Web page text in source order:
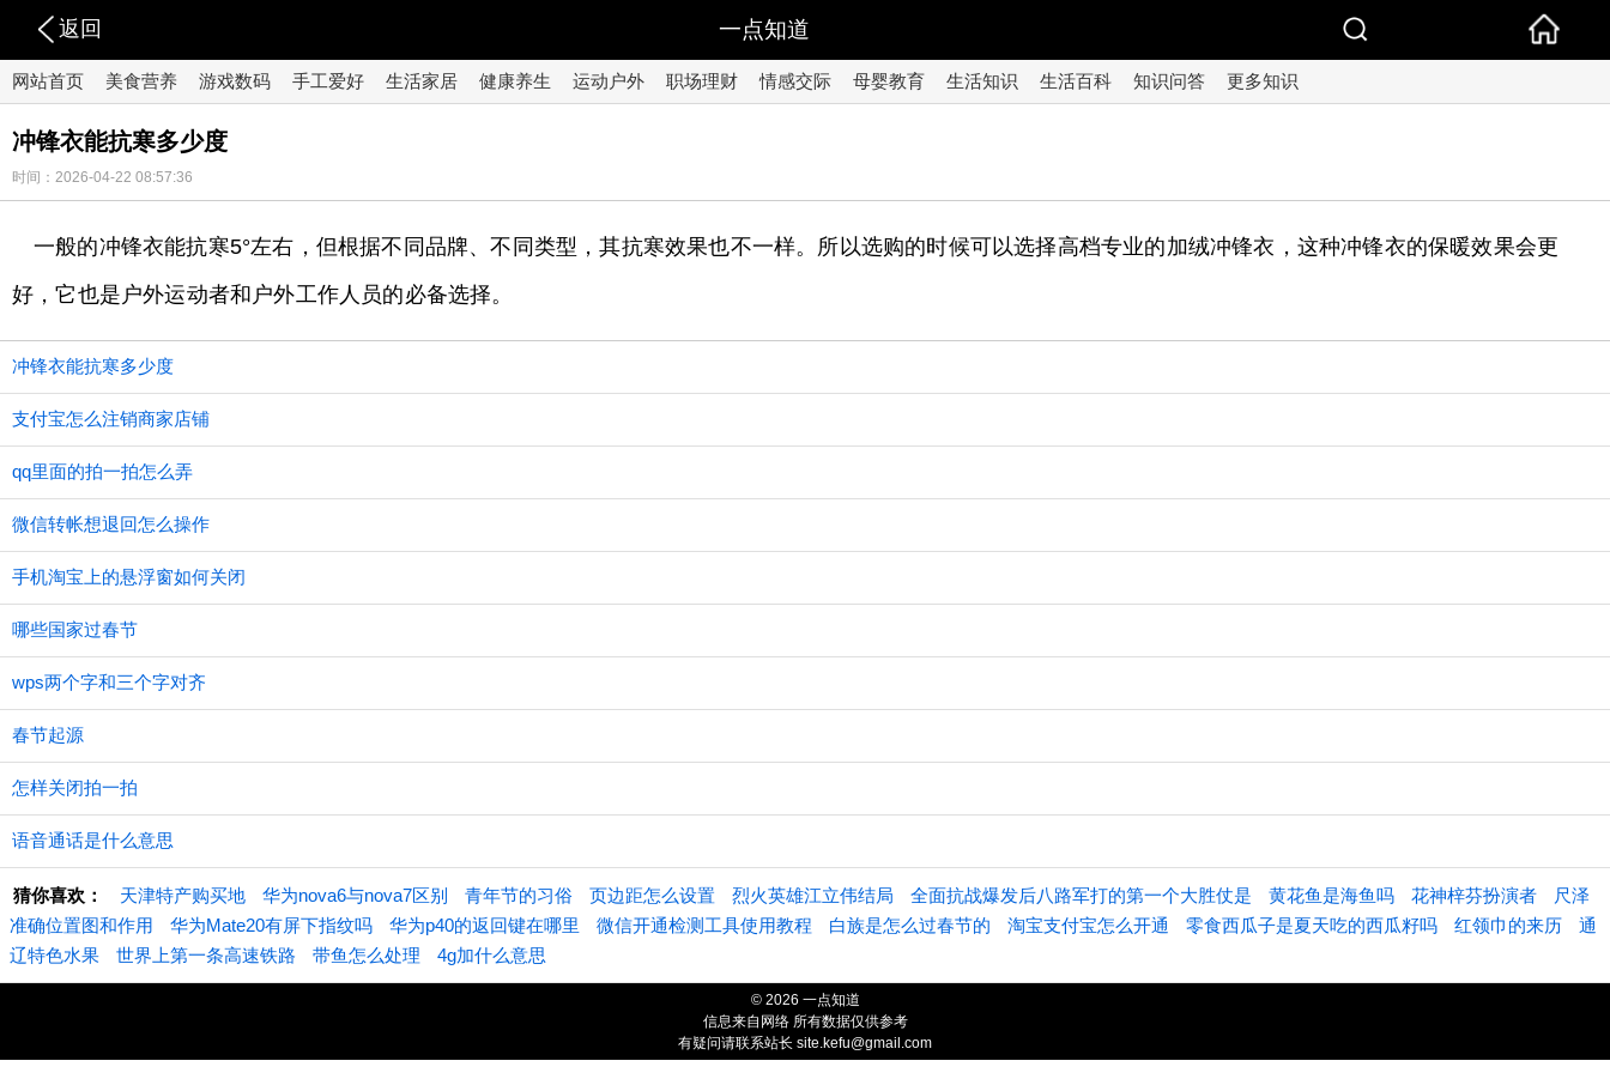
返回 一点知道
网站首页 美食营养 游戏数码 手工爱好 生活家居 健康养生 运动户外 职场理财 情感交际 母婴教育 生活知识 生活百科 知识问答 更多知识
​冲锋衣能抗寒多少度
时间：2026-04-22 08:57:36
一般的冲锋衣能抗寒5°左右，但根据不同品牌、不同类型，其抗寒效果也不一样。所以选购的时候可以选择高档专业的加绒冲锋衣，这种冲锋衣的保暖效果会更
好，它也是户外运动者和户外工作人员的必备选择。
​冲锋衣能抗寒多少度
支付宝怎么注销商家店铺
qq里面的拍一拍怎么弄
微信转帐想退回怎么操作
手机淘宝上的悬浮窗如何关闭
哪些国家过春节
wps两个字和三个字对齐
春节起源
怎样关闭拍一拍
语音通话是什么意思
猜你喜欢： 天津特产购买地 华为nova6与nova7区别 青年节的习俗 页边距怎么设置 烈火英雄江立伟结局 全面抗战爆发后八路军打的第一个大胜仗是 黄花鱼是海鱼吗 花神梓芬扮演者
尺泽
准确位置图和作用
华为Mate20有屏下指纹吗 华为p40的返回键在哪里 微信开通检测工具使用教程 白族是怎么过春节的 淘宝支付宝怎么开通 零食西瓜子是夏天吃的西瓜籽吗 红领巾的来历
通
辽特色水果
世界上第一条高速铁路 带鱼怎么处理 4g加什么意思
© 2026 一点知道
信息来自网络 所有数据仅供参考
有疑问请联系站长 site.kefu@gmail.com